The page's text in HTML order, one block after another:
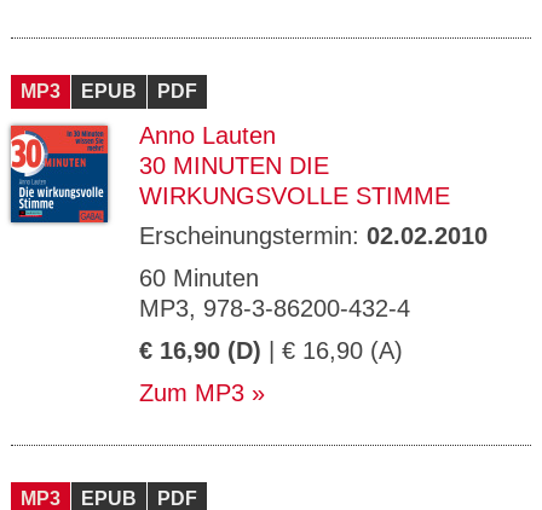
MP3 EPUB PDF
Anno Lauten
30 MINUTEN DIE
WIRKUNGSVOLLE STIMME
Erscheinungstermin: 02.02.2010
60 Minuten
MP3, 978-3-86200-432-4
€ 16,90 (D) | € 16,90 (A)
Zum MP3
MP3 EPUB PDF